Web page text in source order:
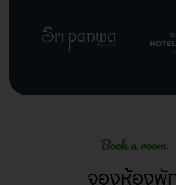
Book a room
จองห้องพั